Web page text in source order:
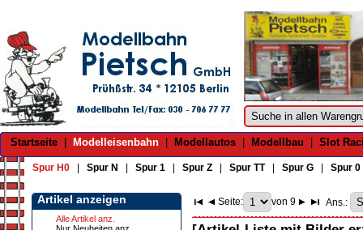
Startseite Modelleisenbahn Modellautos Modellbau Slot
Spur H0 Spur N Spur 1 Spur Z Spur TT| Spur G Spur 0
Artikel anzeigen
Alle Artikel anz.
Seite: von 9 Ans.: